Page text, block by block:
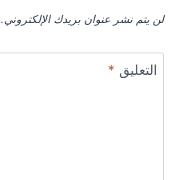
لن يتم نشر عنوان بريدك الإلكتروني.
التعليق *